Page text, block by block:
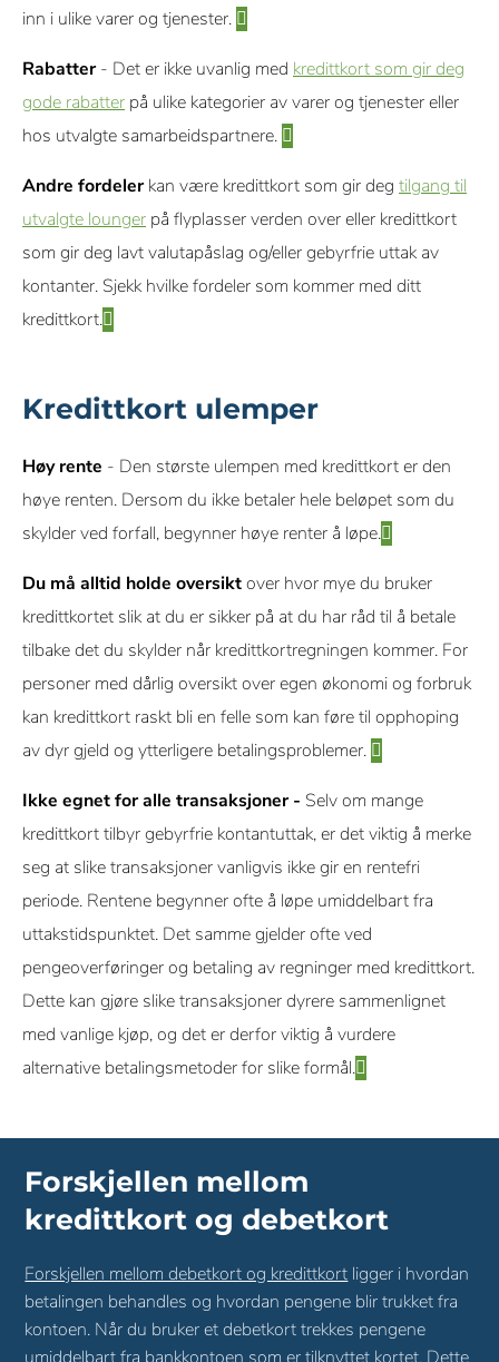
inn i ulike varer og tjenester.
Rabatter- Det er ikke uvanlig med kredittkort som gir deg
gode rabatter på ulike kategorier av varer og tjenester eller
hos utvalgte samarbeidspartnere.
Andre fordelerkan være kredittkort som gir deg tilgang til
utvalgte lounger på flyplasser verden over eller kredittkort
som gir deg lavt valutapåslag og/eller gebyrfrie uttak av
kontanter. Sjekk hvilke fordeler som kommer med ditt
kredittkort.
Kredittkort ulemper
Høy rente - Den største ulempen med kredittkort er den
høye renten. Dersom du ikke betaler hele beløpet som du
skylder ved forfall, begynner høye renter å løpe.
Du må alltid holde oversiktover hvor mye du bruker
kredittkortet slik at du er sikker på at du har råd til å betale
tilbake det du skylder når kredittkortregningen kommer. For
personer med dårlig oversikt over egen økonomi og forbruk
kan kredittkort raskt bli en felle som kan føre til opphoping
av dyr gjeld og ytterligere betalingsproblemer.
Ikke egnet for alle transaksjoner - Selv om mange
kredittkort tilbyr gebyrfrie kontantuttak, er det viktig å merke
seg at slike transaksjoner vanligvis ikke gir en rentefri
periode. Rentene begynner ofte å løpe umiddelbart fra
uttakstidspunktet. Det samme gjelder ofte ved
pengeoverføringer og betaling av regninger med kredittkort.
Dette kan gjøre slike transaksjoner dyrere sammenlignet
med vanlige kjøp, og det er derfor viktig å vurdere
alternative betalingsmetoder for slike formål.
Forskjellen mellom
kredittkort og debetkort
Forskjellen mellom debetkort og kredittkort ligger i hvordan
betalingen behandles og hvordan pengene blir trukket fra
kontoen. Når du bruker et debetkort trekkes pengene